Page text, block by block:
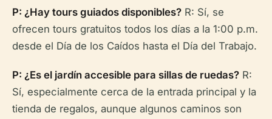
P: ¿Hay tours guiados disponibles? R: Sí, se
ofrecen tours gratuitos todos los días a la 1:00 p.m.
desde el Día de los Caídos hasta el Día del Trabajo.
P: ¿Es el jardín accesible para sillas de ruedas? R:
Sí, especialmente cerca de la entrada principal y la
tienda de regalos, aunque algunos caminos son